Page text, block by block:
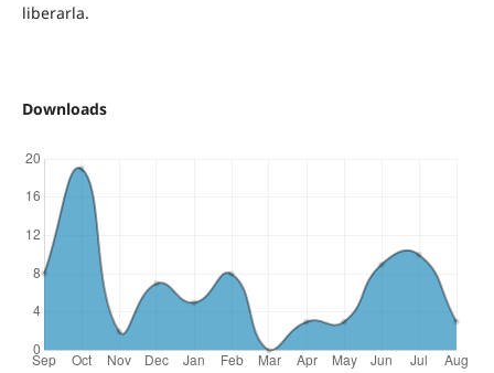
liberarla.
Downloads